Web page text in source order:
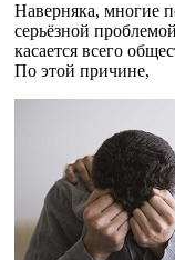
Наверняка, многие
серьёзной
касается всего
По этой причине,